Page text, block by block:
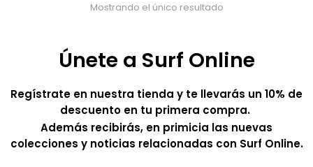
Mostrando el único resultado
Únete a Surf Online
Regístrate en nuestra tienda y te llevarás un 10% de
descuento en tu primera compra.
Además recibirás, en primicia las nuevas
colecciones y noticias relacionadas con Surf Online.